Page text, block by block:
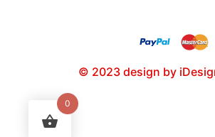
© 2023 design by
0